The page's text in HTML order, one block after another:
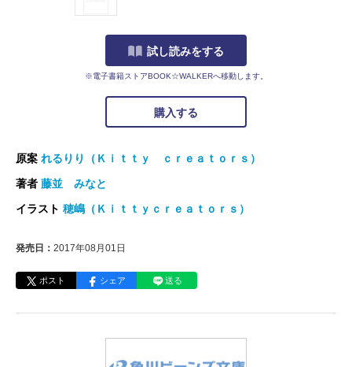
試し読みをする
※電子書籍ストアBOOK☆WALKERへ移動します。
購入する
原案 れるりり（Ｋｉｔｔｙ ｃｒｅａｔｏｒｓ）
著者 藤並 みなと
イラスト 穂嶋（Ｋｉｔｔｙｃｒｅａｔｏｒｓ）
発売日： 2017年08月01日
ポスト シェア 送る